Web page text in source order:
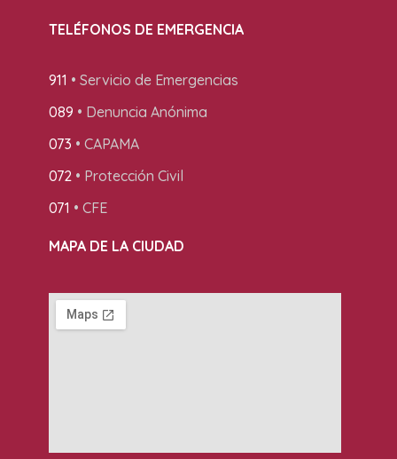
TELÉFONOS DE EMERGENCIA
911 • Servicio de Emergencias
089 • Denuncia Anónima
073 • CAPAMA
072• Protección Civil
071 • CFE
MAPA DE LA CIUDAD